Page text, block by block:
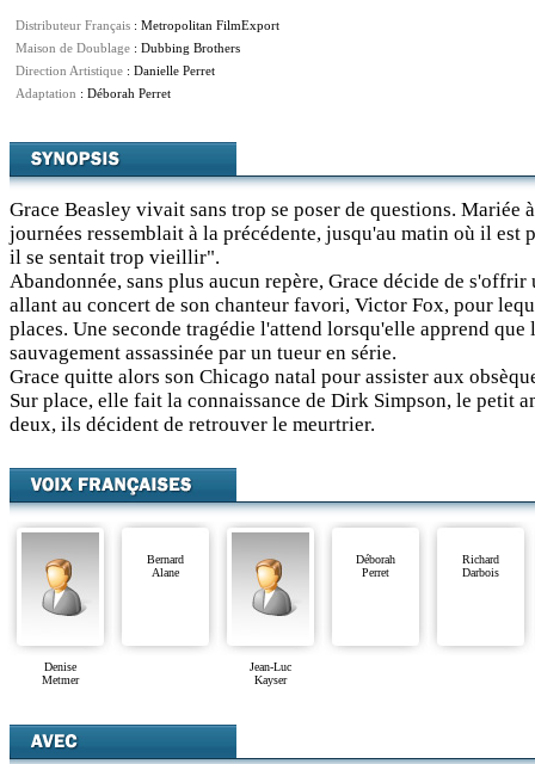
Distributeur Français : Metropolitan FilmExport
Maison de Doublage : Dubbing Brothers
Direction Artistique : Danielle Perret
Adaptation : Déborah Perret
Grace Beasley vivait sans trop se poser de questions. Mariée
journées ressemblait à la précédente, jusqu'au matin où il est
il se sentait trop vieillir".
Abandonnée, sans plus aucun repère, Grace décide de
allant au concert de son chanteur favori, Victor Fox, pour
places. Une seconde tragédie l'attend lorsqu'elle apprend que
sauvagement assassinée par un tueur en série.
Grace quitte alors son Chicago natal pour assister aux
Sur place, elle fait la connaissance de Dirk Simpson, le petit
deux, ils décident de retrouver le meurtrier.
Denise
Metmer
Bernard
Alane
Jean-Luc
Kayser
Déborah
Perret
Richard
Darbois